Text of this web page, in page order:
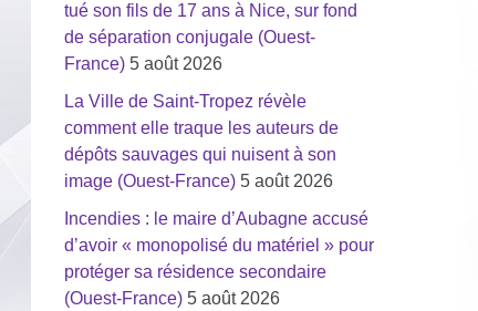
tué son fils de 17 ans à Nice, sur fond
de séparation conjugale (Ouest-
France) 5 août 2026
La Ville de Saint-Tropez révèle
comment elle traque les auteurs de
dépôts sauvages qui nuisent à son
image (Ouest-France) 5 août 2026
Incendies : le maire d’Aubagne accusé
d’avoir « monopolisé du matériel » pour
protéger sa résidence secondaire
(Ouest-France) 5 août 2026